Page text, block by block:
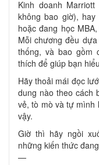
Kinh doanh
không bao giờ),
hoặc đang học
Mỗi chương đều
thống, và bao gồm
thích để giúp bạn
Hãy thoải mái đọc
dung nào theo cách
vẻ, tò mò và tự mình
vậy.
Giờ thì hãy ngồi
những kiến thức
—